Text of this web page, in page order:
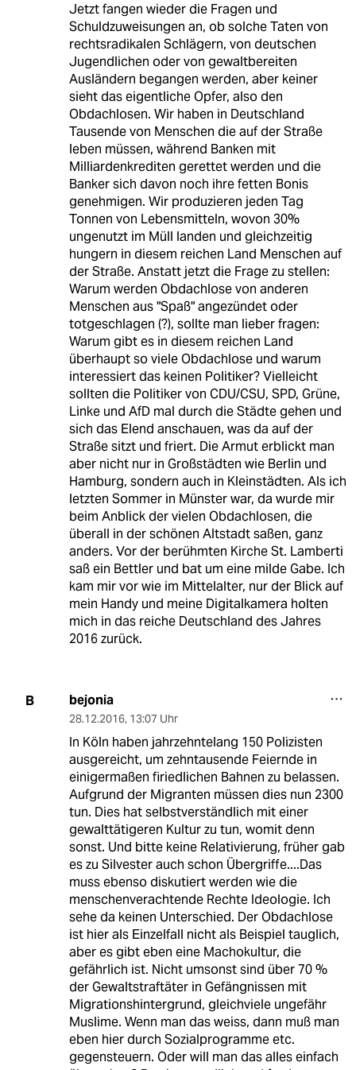
Jetzt fangen wieder die Fragen und
Schuldzuweisungen an, ob solche Taten von
rechtsradikalen Schlägern, von deutschen
Jugendlichen oder von gewaltbereiten
Ausländern begangen werden, aber keiner
sieht das eigentliche Opfer, also den
Obdachlosen. Wir haben in Deutschland
Tausende von Menschen die auf der Straße
leben müssen, während Banken mit
Milliardenkrediten gerettet werden und die
Banker sich davon noch ihre fetten Bonis
genehmigen. Wir produzieren jeden Tag
Tonnen von Lebensmitteln, wovon 30%
ungenutzt im Müll landen und gleichzeitig
hungern in diesem reichen Land Menschen auf
der Straße. Anstatt jetzt die Frage zu stellen:
Warum werden Obdachlose von anderen
Menschen aus "Spaß" angezündet oder
totgeschlagen (?), sollte man lieber fragen:
Warum gibt es in diesem reichen Land
überhaupt so viele Obdachlose und warum
interessiert das keinen Politiker? Vielleicht
sollten die Politiker von CDU/CSU, SPD, Grüne,
Linke und AfD mal durch die Städte gehen und
sich das Elend anschauen, was da auf der
Straße sitzt und friert. Die Armut erblickt man
aber nicht nur in Großstädten wie Berlin und
Hamburg, sondern auch in Kleinstädten. Als ich
letzten Sommer in Münster war, da wurde mir
beim Anblick der vielen Obdachlosen, die
überall in der schönen Altstadt saßen, ganz
anders. Vor der berühmten Kirche St. Lamberti
saß ein Bettler und bat um eine milde Gabe. Ich
kam mir vor wie im Mittelalter, nur der Blick auf
mein Handy und meine Digitalkamera holten
mich in das reiche Deutschland des Jahres
2016 zurück.
B bejonia
28.12.2016, 13:07 Uhr
In Köln haben jahrzehntelang 150 Polizisten
ausgereicht, um zehntausende Feiernde in
einigermaßen firiedlichen Bahnen zu belassen.
Aufgrund der Migranten müssen dies nun 2300
tun. Dies hat selbstverständlich mit einer
gewalttätigeren Kultur zu tun, womit denn
sonst. Und bitte keine Relativierung, früher gab
es zu Silvester auch schon Übergriffe....Das
muss ebenso diskutiert werden wie die
menschenverachtende Rechte Ideologie. Ich
sehe da keinen Unterschied. Der Obdachlose
ist hier als Einzelfall nicht als Beispiel tauglich,
aber es gibt eben eine Machokultur, die
gefährlich ist. Nicht umsonst sind über 70 %
der Gewaltstraftäter in Gefängnissen mit
Migrationshintergrund, gleichviele ungefähr
Muslime. Wenn man das weiss, dann muß man
eben hier durch Sozialprogramme etc.
gegensteuern. Oder will man das alles einfach